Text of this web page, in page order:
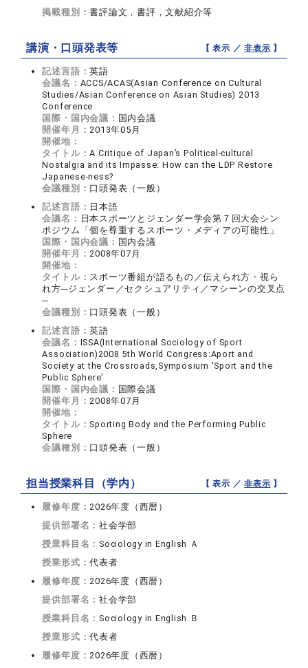
掲載種別：書評論文，書評，文献紹介等
講演・口頭発表等 【 表示 ／非表示 】
記述言語：英語
会議名： ACCS/ACAS(Asian Conference on Cultural
Studies/Asian Conference on Asian Studies) 2013
Conference
国際・国内会議： 国内会議
開催年月：2013年05月
開催地：
タイトル：A Critique of Japan’s Political-cultural
Nostalgia and its Impasse: How can the LDP Restore
Japanese-ness?
会議種別： 口頭発表（一般）
記述言語： 日本語
会議名： 日本スポーツとジェンダー学会第７回大会シン
ポジウム「個を尊重するスポーツ・メディアの可能性」
国際・国内会議： 国内会議
開催年月：2008年07月
開催地：
タイトル： スポーツ番組が語るもの／伝えられ方・視ら
れ方─ジェンダー／セクシュアリティ／マシーンの交叉点
─
会議種別： 口頭発表（一般）
記述言語：英語
会議名： ISSA(International Sociology of Sport
Association)2008 5th World Congress:Aport and
Society at the Crossroads,Symposium 'Sport and the
Public Sphere'
国際・国内会議： 国際会議
開催年月：2008年07月
開催地：
タイトル： Sporting Body and the Performing Public
Sphere
会議種別： 口頭発表（一般）
担当授業科目（学内） 【 表示 ／非表示 】
履修年度：2026年度（西暦）
提供部署名：社会学部
授業科目名： Sociology in English Ａ
授業形式：代表者
履修年度：2026年度（西暦）
提供部署名：社会学部
授業科目名： Sociology in English Ｂ
授業形式：代表者
履修年度：2026年度（西暦）